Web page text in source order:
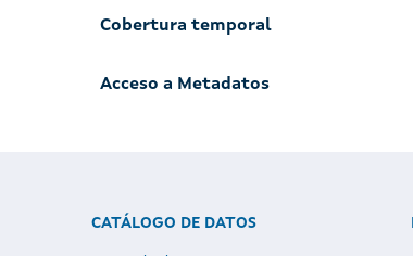
Cobertura temporal
Acceso a Metadatos
CATÁLOGO DE DATOS